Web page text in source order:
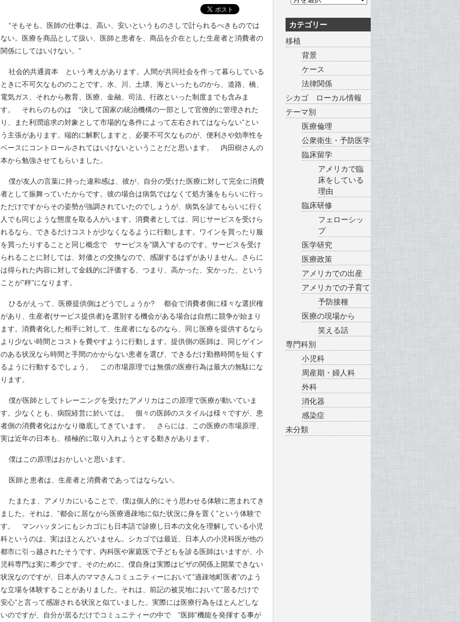
“そもそも、医師の仕事は、高い、安いというものさしで計られるべきものでは
ない。医療を商品として扱い、医師と患者を、商品を介在とした生産者と消費者の
関係にしてはいけない。”
社会的共通資本 という考えがあります。人間が共同社会を作って暮らしている
ときに不可欠なもののことです。水、川、土壌、海といったものから、道路、橋、
電気ガス、それから教育、医療、金融、司法、行政といった制度までも含みま
す。 それらのものは “決して国家の統治機構の一部として官僚的に管理された
り、また利潤追求の対象として市場的な条件によって左右されてはならない”とい
う主張があります。端的に解釈しますと、必要不可欠なものが、便利さや効率性を
ベースにコントロールされてはいけないということだと思います。 内田樹さんの
本から勉強させてもらいました。
僕が友人の言葉に持った違和感は、彼が、自分の受けた医療に対して完全に消費
者として振舞っていたからです。彼の場合は病気ではなくて処方箋をもらいに行っ
ただけですからその姿勢が強調されていたのでしょうが、病気を診てもらいに行く
人でも同じような態度を取る人がいます。消費者としては、同じサービスを受けら
れるなら、できるだけコストが少なくなるように行動します。ワインを買ったり服
を買ったりすることと同じ概念で サービスを”購入”するのです。サービスを受け
られることに対しては、対価との交換なので、感謝するはずがありません。さらに
は得られた内容に対して金銭的に評価する、つまり、高かった、安かった、という
ことが”秤”になります。
ひるがえって、医療提供側はどうでしょうか? 都会で消費者側に様々な選択権
があり、生産者(サービス提供者)を選別する機会がある場合は自然に競争が始まり
ます。消費者化した相手に対して、生産者になるのなら、同じ医療を提供するなら
より少ない時間とコストを費やすように行動します。提供側の医師は、同じゲイン
のある状況なら時間と手間のかからない患者を選び、できるだけ勤務時間を短くす
るように行動するでしょう。 この市場原理では無償の医療行為は最大の無駄にな
ります。
僕が医師としてトレーニングを受けたアメリカはこの原理で医療が動いていま
す。少なくとも、病院経営に於いては。 個々の医師のスタイルは様々ですが、患
者側の消費者化はかなり徹底してきています。 さらには、この医療の市場原理、
実は近年の日本も、積極的に取り入れようとする動きがあります。
僕はこの原理はおかしいと思います。
医師と患者は、生産者と消費者であってはならない。
たまたま、アメリカにいることで、僕は個人的にそう思わせる体験に恵まれてき
ました。それは、”都会に居ながら医療過疎地に似た状況に身を置く”という体験で
す。 マンハッタンにもシカゴにも日本語で診療し日本の文化を理解している小児
科というのは、実はほとんどいません。シカゴでは最近、日本人の小児科医が他の
都市に引っ越されたそうです。内科医や家庭医で子どもを診る医師はいますが、小
児科専門は実に希少です。そのために、僕自身は実際はビザの関係上開業できない
状況なのですが、日本人のママさんコミュニティーにおいて”過疎地町医者”のよう
な立場を体験することがありました。それは、前記の被災地において”居るだけで
安心”と言って感謝される状況と似ていました。実際には医療行為をほとんどしな
いのですが、自分が居るだけでコミュニティーの中で ”医師”機能を発揮する事が
カテゴリー
移植
背景
ケース
法律関係
シカゴ ローカル情報
テーマ別
医療倫理
公衆衛生・予防医学
臨床留学
アメリカで臨
床をしている
理由
臨床研修
フェローシッ
プ
医学研究
医療政策
アメリカでの出産
アメリカでの子育て
予防接種
医療の現場から
笑える話
専門科別
小児科
周産期・婦人科
外科
消化器
感染症
未分類